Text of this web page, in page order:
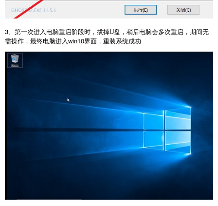
3、第一次进入电脑重启阶段时，拔掉U盘，稍后电脑会多次重启，期间无
需操作，最终电脑进入win10界面，重装系统成功